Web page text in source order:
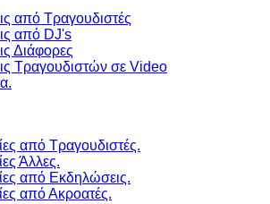
από Τραγουδιστές
από DJ's
Διάφορες
Τραγουδιστών σε Video
από Τραγουδιστές.
Άλλες.
από Εκδηλώσεις.
από Ακροατές.